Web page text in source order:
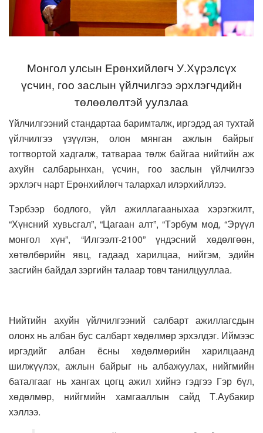
Монгол улсын Ерөнхийлөгч У.Хүрэлсүх
үсчин, гоо заслын үйлчилгээ эрхлэгчдийн
төлөөлөлтэй уулзлаа
Үйлчилгээний стандартаа баримталж, иргэдэд ая тухтай
үйлчилгээ үзүүлэн, олон мянган ажлын байрыг
тогтвортой хадгалж, татвараа төлж байгаа нийтийн аж
ахуйн салбарынхан, үсчин, гоо заслын үйлчилгээ
эрхлэгч нарт Ерөнхийлөгч талархал илэрхийллээ.
Тэрбээр бодлого, үйл ажиллагааныхаа хэрэгжилт,
“Хүнсний хувьсгал”, “Цагаан алт”, “Тэрбум мод, “Эрүүл
монгол хүн”, “Илгээлт-2100” үндэсний хөдөлгөөн,
хөтөлбөрийн явц, гадаад харилцаа, нийгэм, эдийн
засгийн байдал зэргийн талаар товч танилцууллаа.
Нийтийн ахуйн үйлчилгээний салбарт ажиллагсдын
олонх нь албан бус салбарт хөдөлмөр эрхэлдэг. Иймээс
иргэдийг албан ёсны хөдөлмөрийн харилцаанд
шилжүүлэх, ажлын байрыг нь албажуулах, нийгмийн
баталгааг нь хангах цогц ажил хийнэ гэдгээ Гэр бүл,
хөдөлмөр, нийгмийн хамгааллын сайд Т.Аубакир
хэллээ.